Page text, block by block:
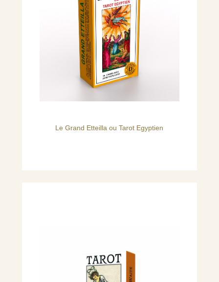
Le Grand Etteilla ou Tarot Egyptien